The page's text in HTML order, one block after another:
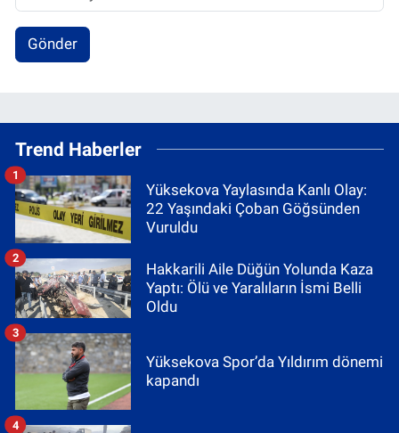
Gönder
Trend Haberler
Yüksekova Yaylasında Kanlı Olay:
22 Yaşındaki Çoban Göğsünden
Vuruldu
1
Hakkarili Aile Düğün Yolunda Kaza
Yaptı: Ölü ve Yaralıların İsmi Belli
Oldu
2
Yüksekova Spor’da Yıldırım dönemi
kapandı
3
4